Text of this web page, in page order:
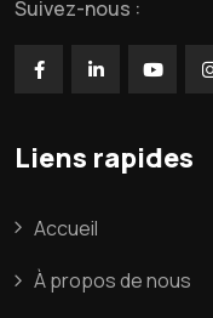
Suivez-nous :
Liens rapides
Accueil
À propos de nous